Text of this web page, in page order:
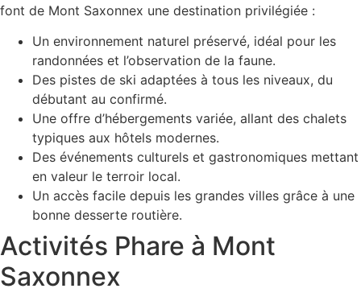
font de Mont Saxonnex une destination privilégiée :
Un environnement naturel préservé, idéal pour les
randonnées et l’observation de la faune.
Des pistes de ski adaptées à tous les niveaux, du
débutant au confirmé.
Une offre d’hébergements variée, allant des chalets
typiques aux hôtels modernes.
Des événements culturels et gastronomiques mettant
en valeur le terroir local.
Un accès facile depuis les grandes villes grâce à une
bonne desserte routière.
Activités Phare à Mont
Saxonnex